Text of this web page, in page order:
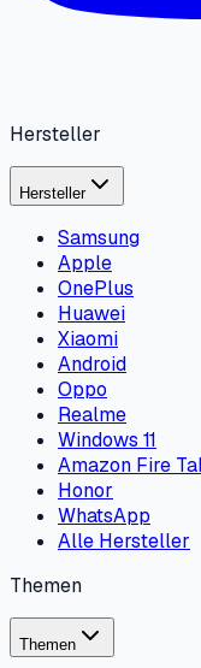
Hersteller
Hersteller
Samsung
Apple
OnePlus
Huawei
Xiaomi
Android
Oppo
Realme
Windows 11
Amazon Fire
Honor
WhatsApp
Alle Hersteller
Themen
Themen